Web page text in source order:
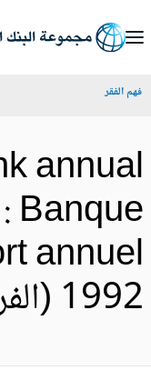
الفقر
:
(الفرنسية)